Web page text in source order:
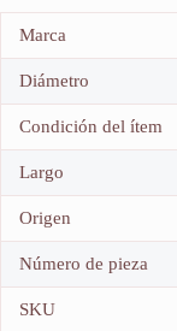
Marca
Diámetro
Condición del ítem
Largo
Origen
Número de pieza
SKU